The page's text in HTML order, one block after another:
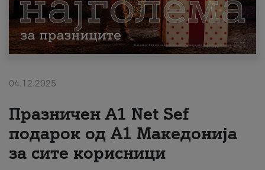
Приватни Деловни
Поддршка
Надополни кредит
За нас
#ПодобарОнлајн
04.12.2025
Празничен A1 Net Sеf
подарок од А1 Македонија
за сите корисници